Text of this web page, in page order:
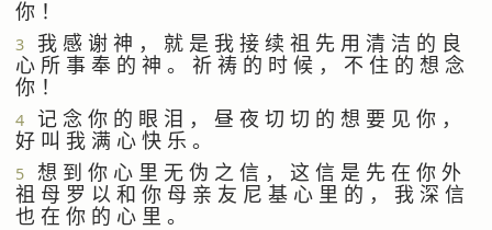
你 ！
3
我 感 谢 神 ， 就 是 我 接 续 祖 先 用 清 洁 的 良
心 所 事 奉 的 神 。 祈 祷 的 时 候 ， 不 住 的 想 念
你 ！
4
记 念 你 的 眼 泪 ， 昼 夜 切 切 的 想 要 见 你 ，
好 叫 我 满 心 快 乐 。
5
想 到 你 心 里 无 伪 之 信 ， 这 信 是 先 在 你 外
祖 母 罗 以 和 你 母 亲 友 尼 基 心 里 的 ， 我 深 信
也 在 你 的 心 里 。